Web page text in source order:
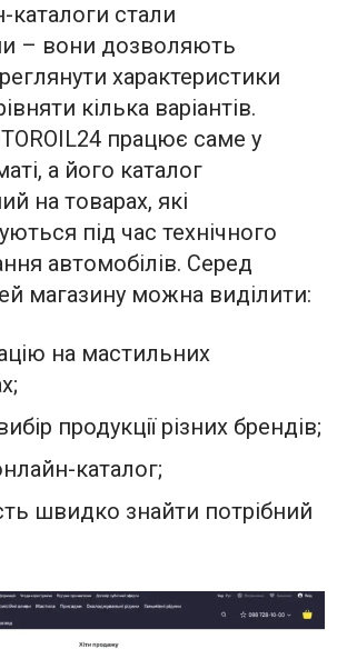
каталоги стали
– вони дозволяють
характеристики
кілька варіантів.
працює саме у
а його каталог
на товарах, які
під час технічного
автомобілів. Серед
магазину можна виділити:
на мастильних
продукції різних брендів;
каталог;
швидко знайти потрібний